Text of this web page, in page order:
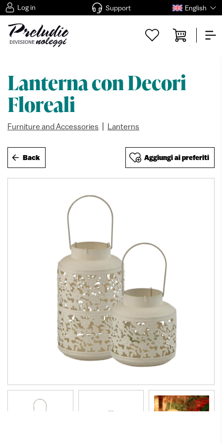
Log in Support English
Lanterna con Decori
Floreali
Furniture and Accessories Lanterns
Back Aggiungi ai preferiti